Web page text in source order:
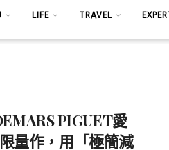
LIFE TRAVEL
PIGUET愛
量作，用「極簡減